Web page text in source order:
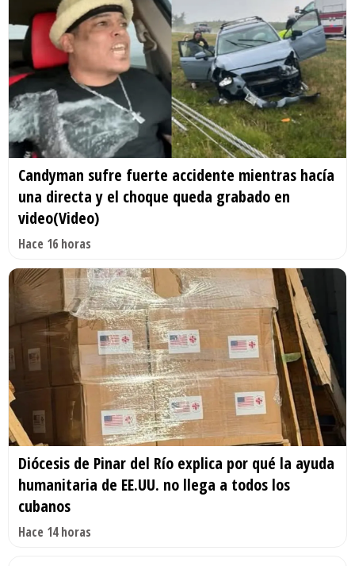
Candyman sufre fuerte accidente mientras hacía
una directa y el choque queda grabado en
video(Video)
Hace 16 horas
Diócesis de Pinar del Río explica por qué la ayuda
humanitaria de EE.UU. no llega a todos los
cubanos
Hace 14 horas